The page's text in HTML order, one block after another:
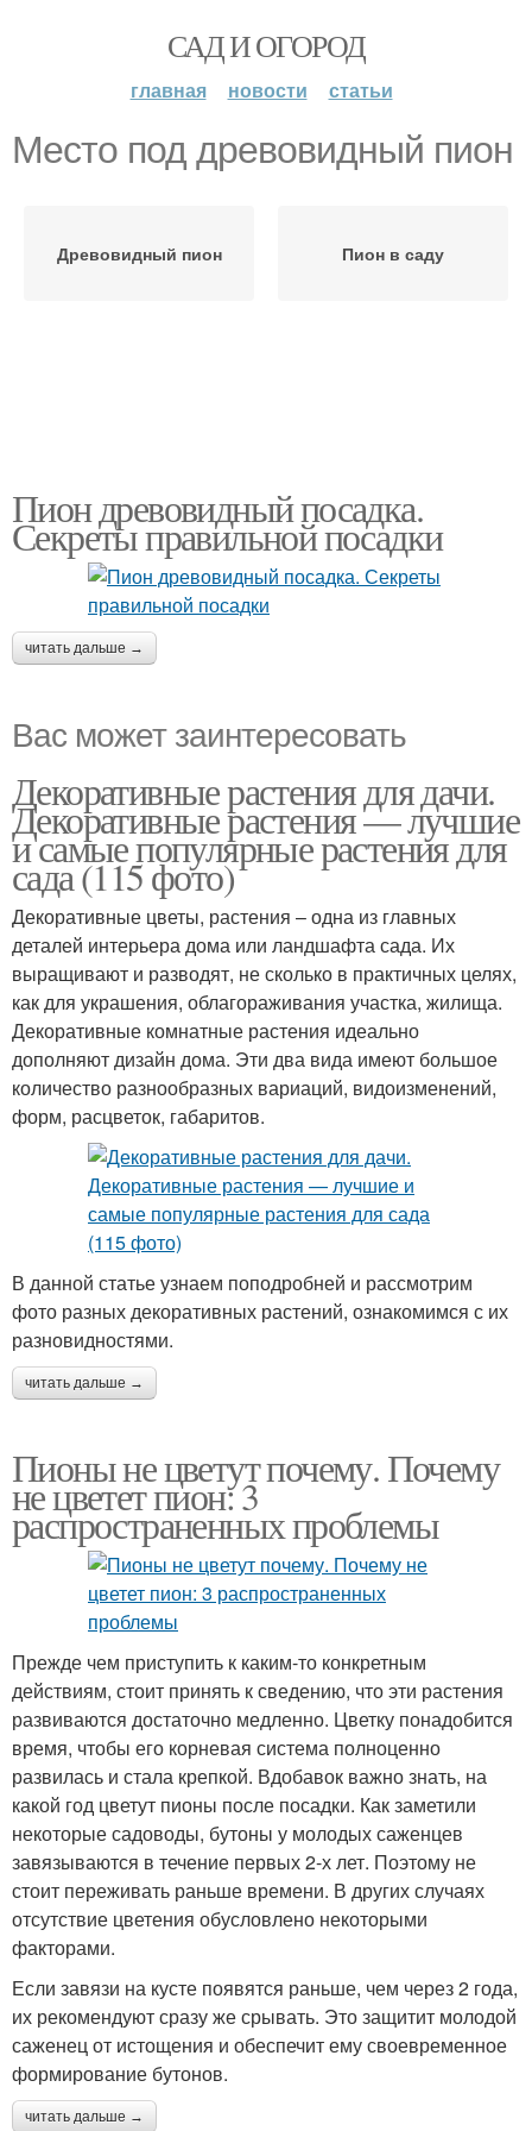
САД И ОГОРОД
главная новости статьи
Место под древовидный пион
Древовидный пион Пион в саду
Пион древовидный посадка.
Секреты правильной посадки
читать дальше →
Вас может заинтересовать
Декоративные растения для дачи.
Декоративные растения — лучшие
и самые популярные растения для
сада (115 фото)
Декоративные цветы, растения – одна из главных
деталей интерьера дома или ландшафта сада. Их
выращивают и разводят, не сколько в практичных целях,
как для украшения, облагораживания участка, жилища.
Декоративные комнатные растения идеально
дополняют дизайн дома. Эти два вида имеют большое
количество разнообразных вариаций, видоизменений,
форм, расцветок, габаритов.
В данной статье узнаем поподробней и рассмотрим
фото разных декоративных растений, ознакомимся с их
разновидностями.
читать дальше →
Пионы не цветут почему. Почему
не цветет пион: 3
распространенных проблемы
Прежде чем приступить к каким-то конкретным
действиям, стоит принять к сведению, что эти растения
развиваются достаточно медленно. Цветку понадобится
время, чтобы его корневая система полноценно
развилась и стала крепкой. Вдобавок важно знать, на
какой год цветут пионы после посадки. Как заметили
некоторые садоводы, бутоны у молодых саженцев
завязываются в течение первых 2-х лет. Поэтому не
стоит переживать раньше времени. В других случаях
отсутствие цветения обусловлено некоторыми
факторами.
Если завязи на кусте появятся раньше, чем через 2 года,
их рекомендуют сразу же срывать. Это защитит молодой
саженец от истощения и обеспечит ему своевременное
формирование бутонов.
читать дальше →